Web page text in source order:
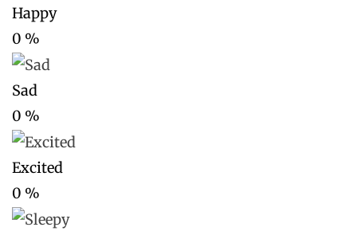
Happy
0 %
Sad
0 %
Excited
0 %